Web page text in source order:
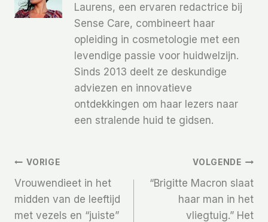
Laurens, een ervaren redactrice bij
Sense Care, combineert haar
opleiding in cosmetologie met een
levendige passie voor huidwelzijn.
Sinds 2013 deelt ze deskundige
adviezen en innovatieve
ontdekkingen om haar lezers naar
een stralende huid te gidsen.
Bericht
Navigatie
VORIGE
Vrouwendieet in het
midden van de leeftijd
met vezels en “juiste”
VOLGENDE
“Brigitte Macron slaat
haar man in het
vliegtuig.” Het